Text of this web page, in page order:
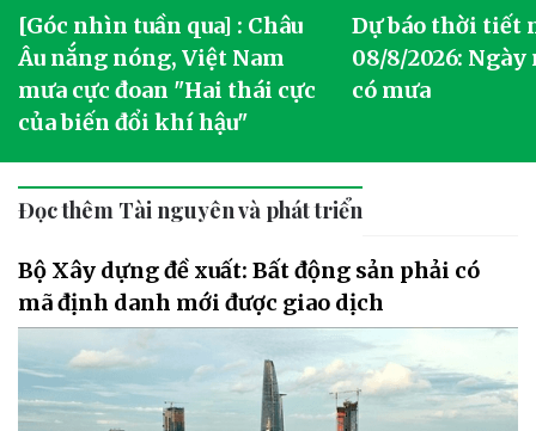
[Góc nhìn tuần qua] : Châu
Âu nắng nóng, Việt Nam
mưa cực đoan "Hai thái cực
của biến đổi khí hậu"
Dự báo thời tiết
08/8/2026: Ngày
có mưa
Đọc thêm Tài nguyên và phát triển
Bộ Xây dựng đề xuất: Bất động sản phải có
mã định danh mới được giao dịch